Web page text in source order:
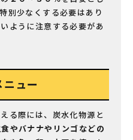
別少なくする必要はあり
ように注意する必要があ
ュー
る際には、炭水化物源と
食やバナナやリンゴなどの